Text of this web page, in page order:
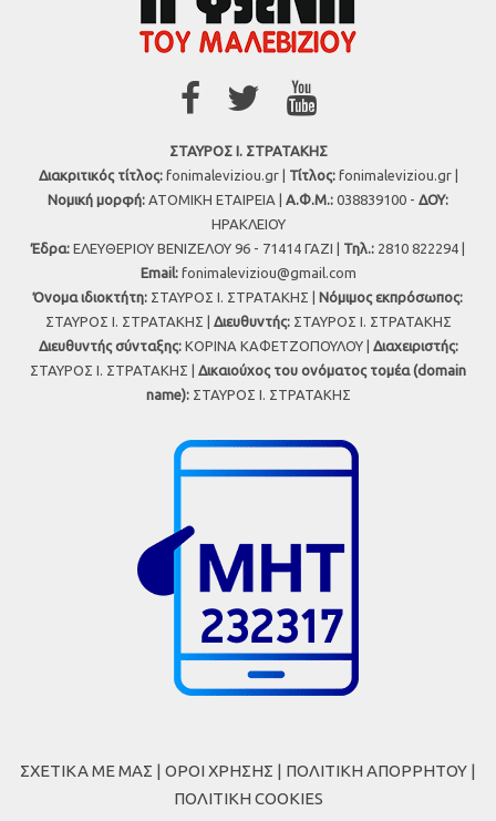
ΣΤΑΥΡΟΣ Ι. ΣΤΡΑΤΑΚΗΣ
Διακριτικός τίτλος:fonimaleviziou.gr | Τίτλος:fonimaleviziou.gr |
Νομική μορφή: ΑΤΟΜΙΚΗ ΕΤΑΙΡΕΙΑ | Α.Φ.Μ.: 038839100 - ΔΟΥ:
ΗΡΑΚΛΕΙΟΥ
Έδρα: ΕΛΕΥΘΕΡΙΟΥ ΒΕΝΙΖΕΛΟΥ 96 - 71414 ΓΑΖΙ | Τηλ.: 2810 822294 |
Εmail: fonimaleviziou@gmail.com
Όνομα ιδιοκτήτη: ΣΤΑΥΡΟΣ Ι. ΣΤΡΑΤΑΚΗΣ | Νόμιμος εκπρόσωπος:
ΣΤΑΥΡΟΣ Ι. ΣΤΡΑΤΑΚΗΣ | Διευθυντής:ΣΤΑΥΡΟΣ Ι. ΣΤΡΑΤΑΚΗΣ
Διευθυντής σύνταξης:ΚΟΡΙΝΑ ΚΑΦΕΤΖΟΠΟΥΛΟΥ | Διαχειριστής:
ΣΤΑΥΡΟΣ Ι. ΣΤΡΑΤΑΚΗΣ | Δικαιούχος του ονόματος τομέα (domain
name):ΣΤΑΥΡΟΣ Ι. ΣΤΡΑΤΑΚΗΣ
ΣΧΕΤΙΚΑ ΜΕ ΜΑΣ | ΟΡΟΙ ΧΡΗΣΗΣ | ΠΟΛΙΤΙΚΗ ΑΠΟΡΡΗΤΟΥ |
ΠΟΛΙΤΙΚΗ COOKIES